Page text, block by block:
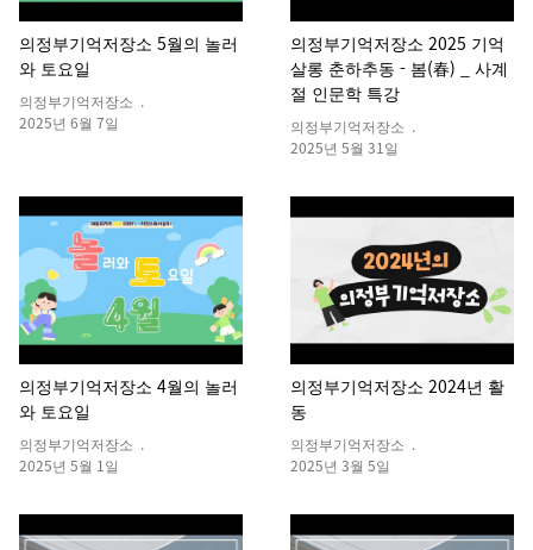
의정부기억저장소 5월의 놀러
와 토요일
의정부기억저장소 .
2025년 6월 7일
의정부기억저장소 2025 기억
살롱 춘하추동 - 봄(春) _ 사계
절 인문학 특강
의정부기억저장소 .
2025년 5월 31일
의정부기억저장소 4월의 놀러
와 토요일
의정부기억저장소 .
2025년 5월 1일
의정부기억저장소 2024년 활
동
의정부기억저장소 .
2025년 3월 5일